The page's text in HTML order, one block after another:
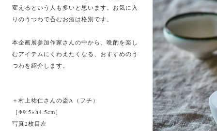
変えるという人も多いと思います。お気に入
りのうつわで呑むお酒は格別です。
本企画展参加作家さんの中から、晩酌を楽し
むアイテムにくわえたくなる、おすすめのう
つわを紹介します。
＋村上祐仁さんの盃A（フチ）
［Φ9.5×h4.5cm］
写真2枚目左